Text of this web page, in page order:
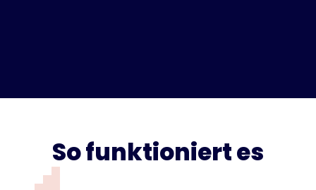
So funktioniert es